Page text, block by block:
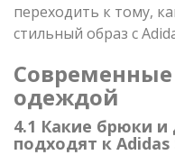
переходить к тому,
стильный образ с
Современные
одеждой
4.1 Какие брюки
подходят к Adidas